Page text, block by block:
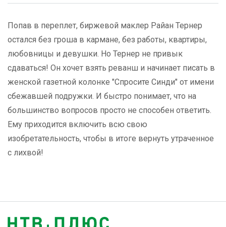
Попав в переплет, биржевой маклер Райан Тернер
остался без гроша в кармане, без работы, квартиры,
любовницы и девушки. Но Тернер не привык
сдаваться! Он хочет взять реванш и начинает писать в
женской газетной колонке "Спросите Синди" от имени
сбежавшей подружки. И быстро понимает, что на
большинство вопросов просто не способен ответить.
Ему приходится включить всю свою
изобретательность, чтобы в итоге вернуть утраченное
с лихвой!